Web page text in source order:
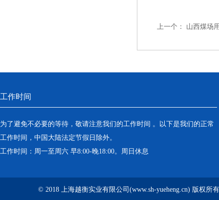
上一个： 山西煤场
工作时间
为了避免不必要的等待，敬请注意我们的工作时间 。以下是我们的正常
工作时间，中国大陆法定节假日除外。
工作时间：周一至周六 早8:00-晚18:00。周日休息
© 2018 上海越衡实业有限公司(www.sh-yueheng.cn) 版权所